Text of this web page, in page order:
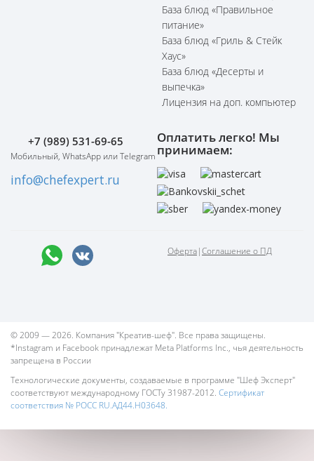
База блюд «Правильное
питание»
База блюд «Гриль & Стейк
Хаус»
База блюд «Десерты и
выпечка»
Лицензия на доп. компьютер
+7 (989) 531-69-65
Мобильный, WhatsApp или Telegram
info@chefexpert.ru
Оплатить легко! Мы
принимаем:
Оферта|Соглашение о ПД
© 2009 — 2026. Компания "Креатив-шеф". Все права защищены.
*Instagram и Facebook принадлежат Meta Platforms Inc., чья деятельность
запрещена в России
Технологические документы, создаваемые в программе "Шеф Эксперт"
соответствуют международному ГОСТу 31987-2012. Сертификат
соответствия № РОСС RU.АД44.Н03648.